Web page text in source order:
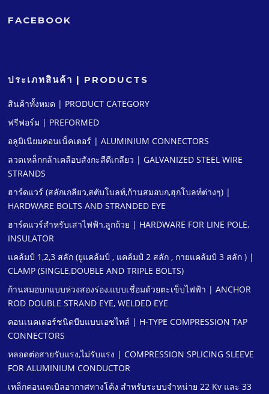
FACEBOOK
ประเภทสินค้า | PRODUCTS
สินค้าทั้งหมด | PRODUCT CATEGORY
ฟรีฟอร์ม | PREFORMED
อลูมิเนียมคอนเน็คเตอร์ | ALUMINIUM CONNECTORS
ลวดเหล็กกล้าเคลือบสังกะสีตีเกลียว | GALVANIZED STEEL WIRE
STRANDS
ฮาร์ดแวร์ (สลักเกลียว,สตับโบลท์,ก้านสมอบก,ฮุกโบลท์ต่างๆ) |
HARDWARE BOLTS AND STRANDED EYE
ฮาร์ดแวร์สําหรับเสาไฟฟ้า,ลูกถ้วย | HARDWARE FOR LINE POLE,
INSULATOR
แคล้มป์ 1,2,3 สลัก (ยูแคล้มป์ , แคล้มป์ 2 สลัก , กายแคล้มป์ 3 สลัก ) |
CLAMP (SINGLE,DOUBLE AND TRIPLE BOLTS)
ก้านสมอบกแบบห่วงสองร่อง,แบบเชื่อมด้วยตะเข็บไฟฟ้า | ANCHOR
ROD DOUBLE STRAND EYE, WELDED EYE
คอนเนคเตอร์ชนิดบีบแบบเอชไทส์ | H-TYPE COMPRESSION TAP
CONNECTORS
หลอดต่อสายรับแรง,ไม่รับแรง | COMPRESSION SPLICING SLEEVE
FOR ALUMINIUM CONDUCTOR
เหล็กคอนเคเบิลอากาศทางโค้ง สําหรับระบบจําหน่าย 22 Kv และ 33